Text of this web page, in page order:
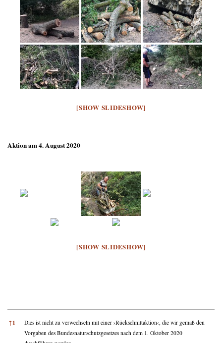
[SHOW SLIDESHOW]
Aktion am 4. August 2020
[SHOW SLIDESHOW]
References
↑1
Dies ist nicht zu verwechseln mit einer ›Rückschnittaktion‹, die wir gemäß den
Vorgaben des Bundesnaturschutzgesetzes nach dem 1. Oktober 2020